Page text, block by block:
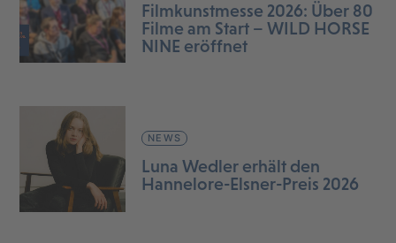
Filmkunstmesse 2026: Über 80
Filme am Start – WILD HORSE
NINE eröffnet
NEWS
Luna Wedler erhält den
Hannelore-Elsner-Preis 2026